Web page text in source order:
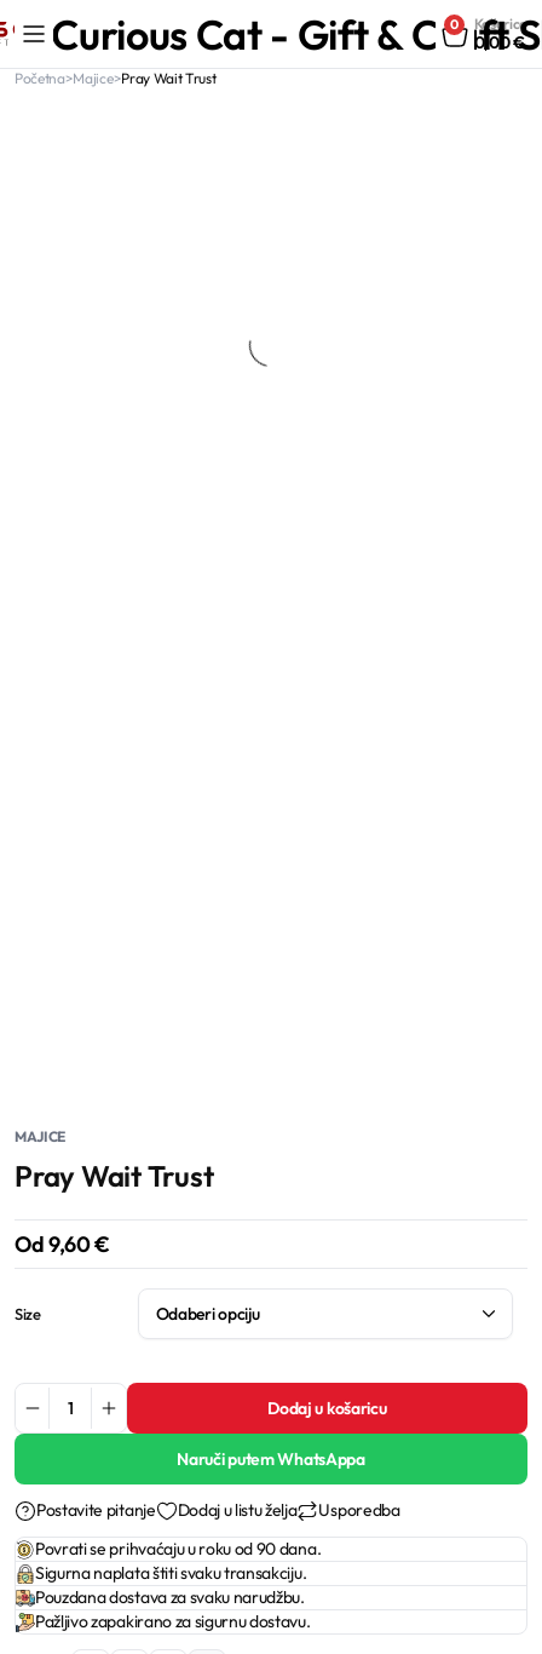
Curious Cat - Gift & Craft
0 Košarica
0,00€
Početna Majice Pray Wait Trust
MAJICE
Pray Wait Trust
Od9,60€
Size
Dodaj u košaricu
Naruči putem WhatsAppa
Postavite pitanje Dodaj u listu želja
Usporedba
Povrati se prihvaćaju u roku od 90 dana.
Sigurna naplata štiti svaku transakciju.
Pouzdana dostava za svaku narudžbu.
Pažljivo zapakirano za sigurnu dostavu.